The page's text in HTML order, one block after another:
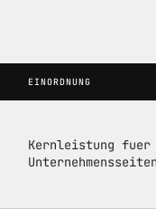
EINORDNUNG
Kernleistung fuer